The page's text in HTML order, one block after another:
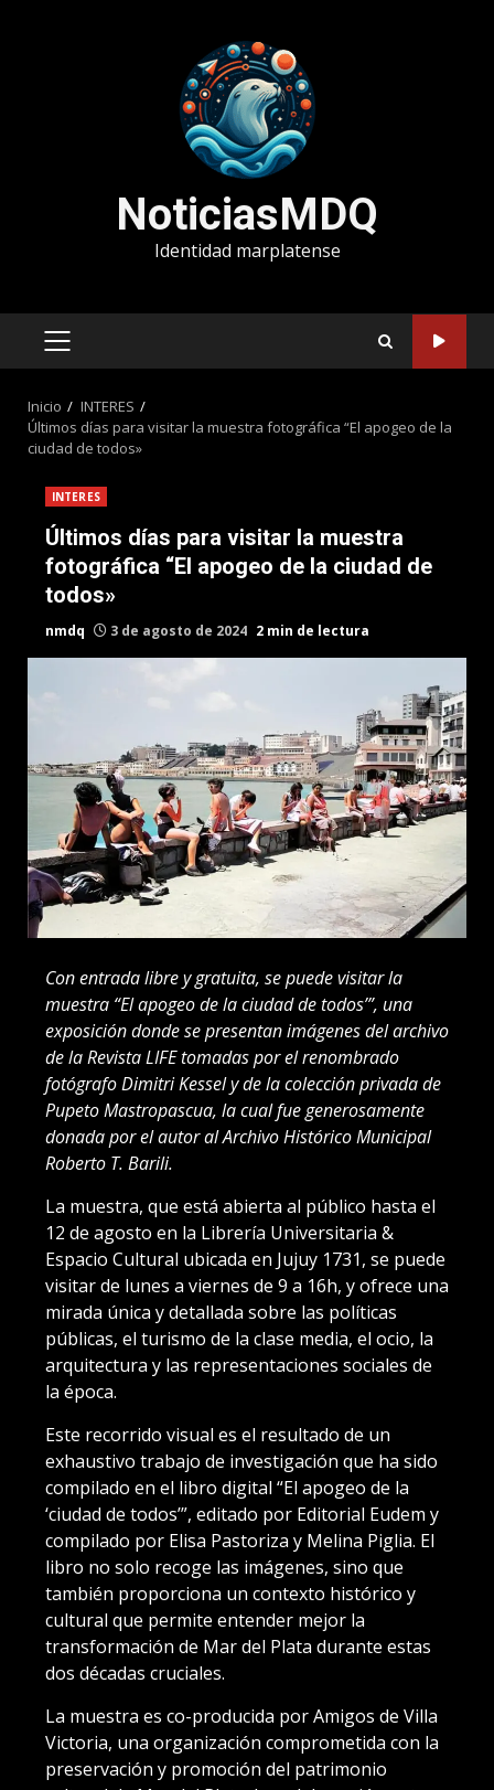
NoticiasMDQ
Identidad marplatense
MENÚ
Inicio
INTERES
Últimos días para visitar la muestra fotográfica “El apogeo de la
ciudad de todos»
INTERES
Últimos días para visitar la muestra
fotográfica “El apogeo de la ciudad de
todos»
nmdq 3 de agosto de 2024 2 min de lectura
Con entrada libre y gratuita, se puede visitar la
muestra “El apogeo de la ciudad de todos’”, una
exposición donde se presentan imágenes del archivo
de la Revista LIFE tomadas por el renombrado
fotógrafo Dimitri Kessel y de la colección privada de
Pupeto Mastropascua, la cual fue generosamente
donada por el autor al Archivo Histórico Municipal
Roberto T. Barili.
La muestra, que está abierta al público hasta el
12 de agosto en la Librería Universitaria &
Espacio Cultural ubicada en Jujuy 1731, se puede
visitar de lunes a viernes de 9 a 16h, y ofrece una
mirada única y detallada sobre las políticas
públicas, el turismo de la clase media, el ocio, la
arquitectura y las representaciones sociales de
la época.
Este recorrido visual es el resultado de un
exhaustivo trabajo de investigación que ha sido
compilado en el libro digital “El apogeo de la
‘ciudad de todos’”, editado por Editorial Eudem y
compilado por Elisa Pastoriza y Melina Piglia. El
libro no solo recoge las imágenes, sino que
también proporciona un contexto histórico y
cultural que permite entender mejor la
transformación de Mar del Plata durante estas
dos décadas cruciales.
La muestra es co-producida por Amigos de Villa
Victoria, una organización comprometida con la
preservación y promoción del patrimonio